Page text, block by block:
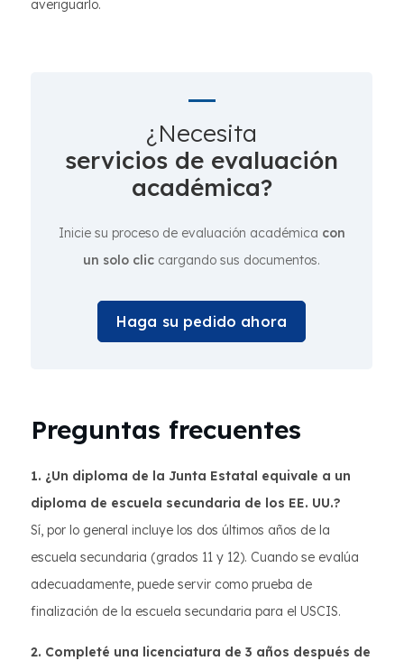
averiguarlo.
¿Necesita
servicios de evaluación
académica?
Inicie su proceso de evaluación académica con
un solo clic cargando sus documentos.
Haga su pedido ahora
Preguntas frecuentes
1. ¿Un diploma de la Junta Estatal equivale a un
diploma de escuela secundaria de los EE. UU.?
Sí, por lo general incluye los dos últimos años de la
escuela secundaria (grados 11 y 12). Cuando se evalúa
adecuadamente, puede servir como prueba de
finalización de la escuela secundaria para el USCIS.
2. Completé una licenciatura de 3 años después de